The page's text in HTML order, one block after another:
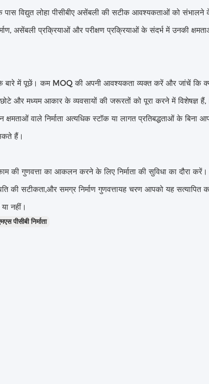
पास विद्युत लोहा पीसीबीए असेंबली की सटीक आवश्यकताओं को
असेंबली प्रक्रियाओं और परीक्षण प्रक्रियाओं के संदर्भ में उनकी
बारे में पूछें। कम MOQ की अपनी आवश्यकता व्यक्त करें और जांचें कि
और मध्यम आकार के व्यवसायों की जरूरतों को पूरा करने में विशेषज्ञ
वाले निर्माता अत्यधिक स्टॉक या लागत प्रतिबद्धताओं के बिना
हैं।
की गुणवत्ता का आकलन करने के लिए निर्माता की सुविधा का दौरा करें।
की सटीकता,और समग्र निर्माण गुणवत्तायह चरण आपको यह सत्यापित
नहीं।
पीसीबी निर्माता